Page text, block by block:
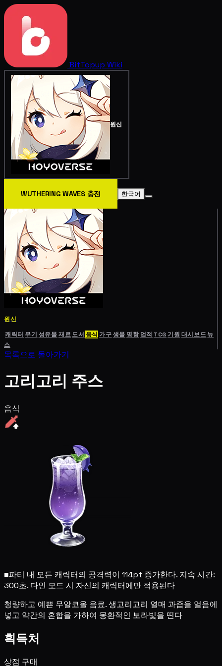
BitTopup Wiki
원신
WUTHERING WAVES 충전 한국어
원신
캐릭터 무기 성유물재료도서 음식 가구생물 명함 업적 TCG기원 대시보드뉴
스
목록으로 돌아가기
고리고리 주스
음식
■파티 내 모든 캐릭터의 공격력이 114pt 증가한다. 지속 시간:
300초. 다인 모드 시 자신의 캐릭터에만 적용된다
청량하고 예쁜 무알코올 음료. 생고리고리 열매 과즙을 얼음에
넣고 약간의 혼합을 가하여 몽환적인 보라빛을 띤다
획득처
상점 구매